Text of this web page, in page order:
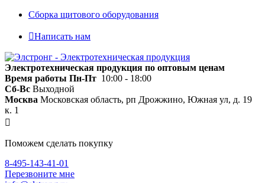
Сборка щитового оборудования
Написать нам
Электротехническая продукция по оптовым ценам
Время работы Пн-Пт 10:00 - 18:00
Сб-Вс Выходной
Москва Московская область, рп Дрожжино, Южная ул, д. 19
к. 1
Поможем сделать покупку
8-495-143-41-01
Перезвоните мне